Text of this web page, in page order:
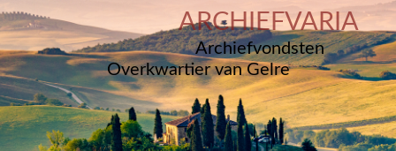
ARCHIEFVARIA
Archiefvondsten
Overkwartier van Gelre